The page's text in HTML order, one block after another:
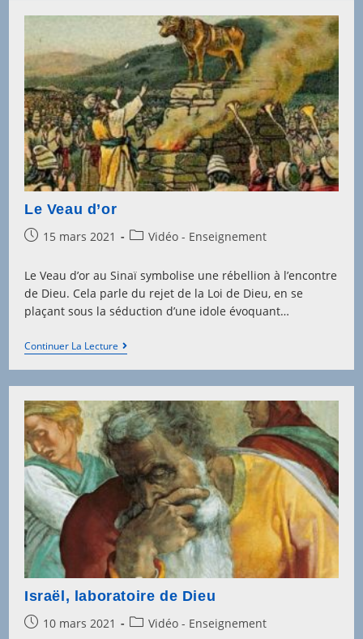
Le Veau d’or
Post15 mars 2021
PostVidéo - Enseignement
Le Veau d’or au Sinaï symbolise une rébellion à l’encontre
de Dieu. Cela parle du rejet de la Loi de Dieu, en se
plaçant sous la séduction d’une idole évoquant…
Continuer La LectureLe
Veau
D’or
Israël, laboratoire de Dieu
Post10 mars 2021
PostVidéo - Enseignement